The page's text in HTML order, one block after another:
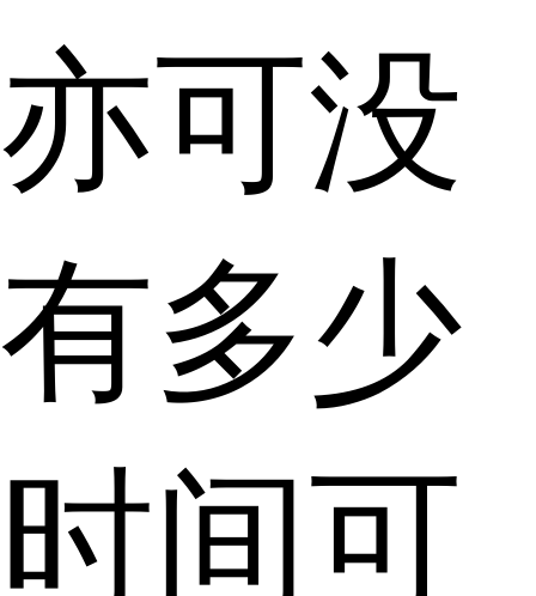
亦可没
有多少
时间可